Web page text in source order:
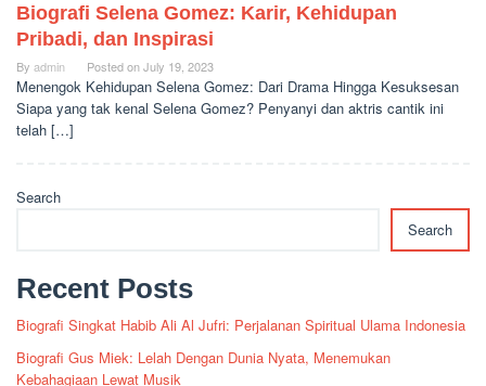
Biografi Selena Gomez: Karir, Kehidupan
Pribadi, dan Inspirasi
By admin Posted onJuly 19, 2023
Menengok Kehidupan Selena Gomez: Dari Drama Hingga Kesuksesan
Siapa yang tak kenal Selena Gomez? Penyanyi dan aktris cantik ini
telah […]
Search
Search
Recent Posts
Biografi Singkat Habib Ali Al Jufri: Perjalanan Spiritual Ulama Indonesia
Biografi Gus Miek: Lelah Dengan Dunia Nyata, Menemukan
Kebahagiaan Lewat Musik